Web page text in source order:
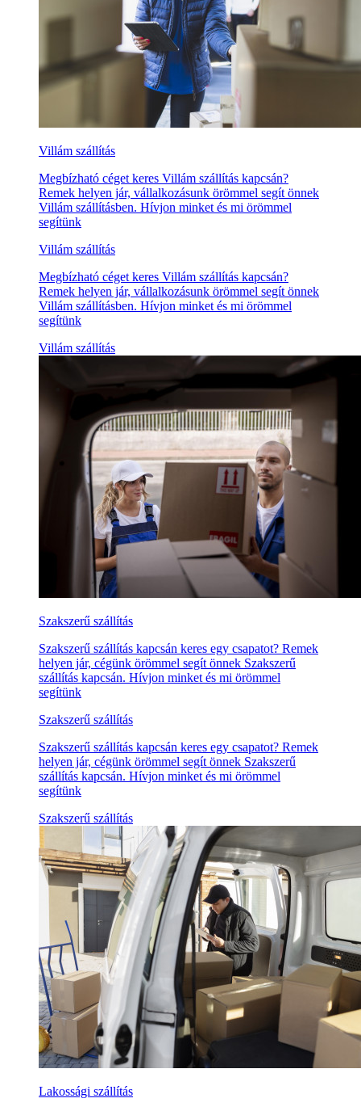
Villám szállítás
Megbízható céget keres Villám szállítás kapcsán?
Remek helyen jár, vállalkozásunk örömmel segít önnek
Villám szállításben. Hívjon minket és mi örömmel
segítünk
Villám szállítás
Megbízható céget keres Villám szállítás kapcsán?
Remek helyen jár, vállalkozásunk örömmel segít önnek
Villám szállításben. Hívjon minket és mi örömmel
segítünk
Villám szállítás
Szakszerű szállítás
Szakszerű szállítás kapcsán keres egy csapatot? Remek
helyen jár, cégünk örömmel segít önnek Szakszerű
szállítás kapcsán. Hívjon minket és mi örömmel
segítünk
Szakszerű szállítás
Szakszerű szállítás kapcsán keres egy csapatot? Remek
helyen jár, cégünk örömmel segít önnek Szakszerű
szállítás kapcsán. Hívjon minket és mi örömmel
segítünk
Szakszerű szállítás
Lakossági szállítás